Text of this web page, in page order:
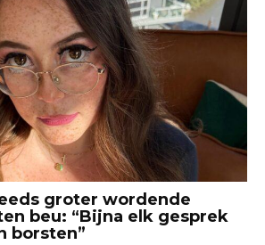
groter wordende
beu: “Bijna elk gesprek
borsten”